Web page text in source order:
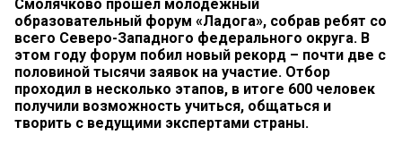
Смолячково прошёл молодёжный
образовательный форум «Ладога», собрав ребят со
всего Северо-Западного федерального округа. В
этом году форум побил новый рекорд – почти две с
половиной тысячи заявок на участие. Отбор
проходил в несколько этапов, в итоге 600 человек
получили возможность учиться, общаться и
творить с ведущими экспертами страны.